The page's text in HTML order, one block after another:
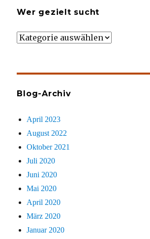
Wer gezielt sucht
Wer
Blog-Archiv
April 2023
August 2022
Oktober 2021
Juli 2020
Juni 2020
Mai 2020
April 2020
März 2020
Januar 2020